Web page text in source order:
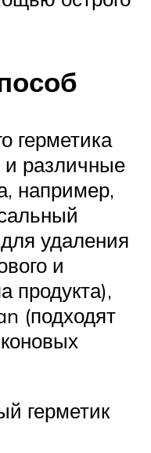
герметика
и различные
например,
удаления
и
продукта),
(подходят
герметик